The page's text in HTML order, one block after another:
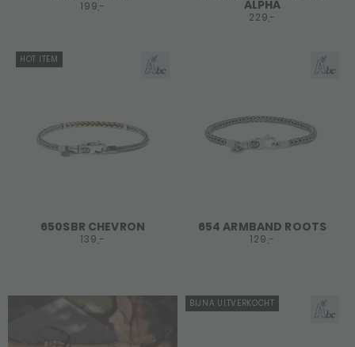
199,- ALPHA
229,-
HOT ITEM
650SBR CHEVRON
139,-
654 ARMBAND ROOTS
129,-
BIJNA UITVERKOCHT